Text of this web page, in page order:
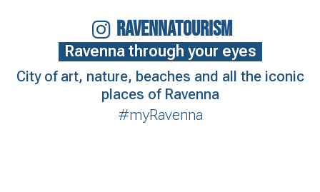
RAVENNATOURISM
Ravenna through your eyes
City of art, nature, beaches and all the iconic
places of Ravenna
#myRavenna